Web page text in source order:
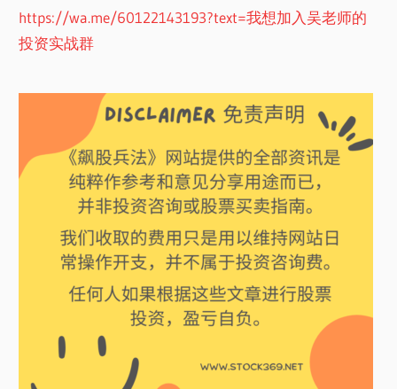
https://wa.me/60122143193?text=我想加入吴老师的
投资实战群